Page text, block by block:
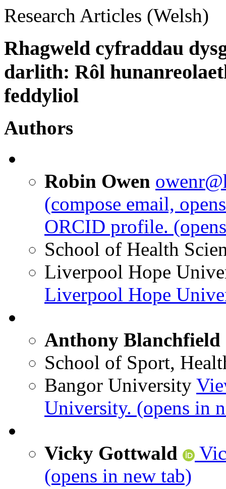
Research Articles (Welsh)
Rhagweld cyfraddau
darlith: Rôl
feddyliol
Authors
Robin Owen
(compose email,
ORCID profile.
School of Health
Liverpool Hope
Liverpool Hope
Anthony Blanchfield
School of Sport,
Bangor University
University. (opens in
Vicky Gottwald
(opens in new tab)